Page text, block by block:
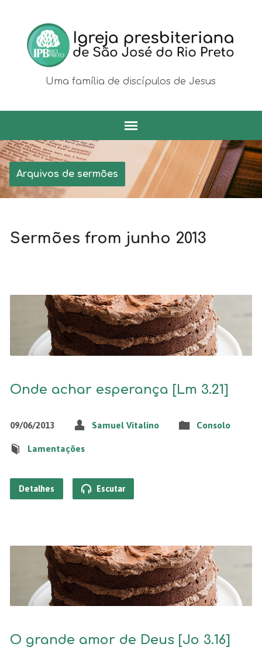
Uma família de discípulos de Jesus
Arquivos de sermões
Sermões from junho 2013
Onde achar esperança [Lm 3.21]
09/06/2013 Samuel Vitalino Consolo
Lamentações
Detalhes Escutar
O grande amor de Deus [Jo 3.16]